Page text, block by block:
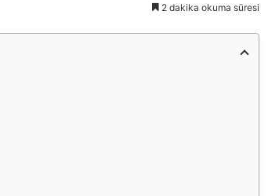
2 dakika okuma süresi